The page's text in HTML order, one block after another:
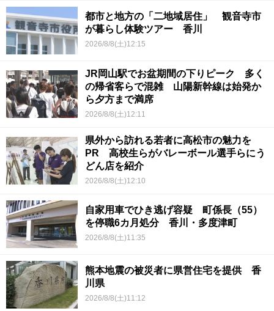
都市と地方の「二地域居住」 観音寺市
が暮らし体験ツアー 香川
2026/8/8(土)12:15
JR岡山駅でお盆期間の下りピーク 多く
の帰省客らで混雑 山陽新幹線は始発か
ら夕方まで満席
2026/8/8(土)12:11
県外から訪れる若者に高松市の魅力を
PR 高校生らがバレーボール選手らにう
どん店を紹介
2026/8/8(土)12:10
自家用車でひき逃げ容疑 町係長（55）
を停職6カ月処分 香川・多度津町
2026/8/8(土)11:35
熊本地震の被災者に県営住宅を提供 香
川県
2026/8/8(土)11:12